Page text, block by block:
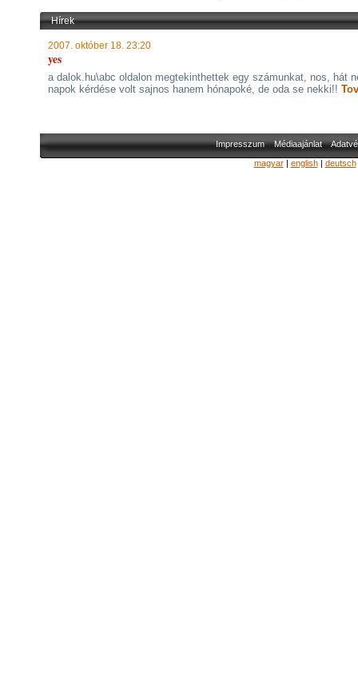
Hírek
2007. október 18. 23:20
yes
a dalok.hu\abc oldalon megtekinthettek egy számunkat, nos, hát
napok kérdése volt sajnos hanem hónapoké, de oda se nekki!!
Impresszum Médiaajánlat
magyar| english| deutsch